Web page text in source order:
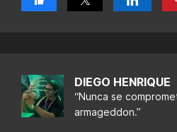
DIEGO HENRIQUE
“Nunca se
armageddon.”